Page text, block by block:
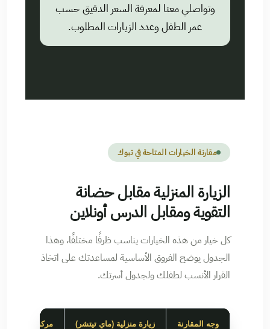
وتواصلي معنا لمعرفة السعر الدقيق حسب
عمر الطفل وعدد الزيارات المطلوب.
مقارنة الخيارات المتاحة في تبوك
الزيارة المنزلية مقابل حضانة
التقوية ومقابل الدرس أونلاين
كل خيار من هذه الخيارات يناسب ظرفًا مختلفًا، وهذا
الجدول يوضح الفروق الأساسية لمساعدتك على اتخاذ
القرار الأنسب لطفلك ولجدول أسرتك.
وجه المقارنة زيارة منزلية (ماي تيتشر) مركز تقوية